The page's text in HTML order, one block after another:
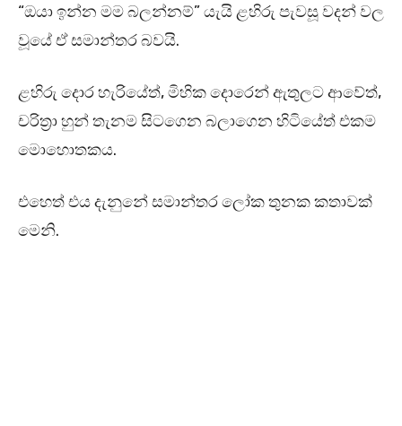
“ඔයා ඉන්න මම බලන්නම්” යැයි ළහිරු පැවසූ වදන් වල
වූයේ ඒ සමාන්තර බවයි.
ළහිරු දොර හැරියේත්, මිහික දොරෙන් ඇතුලට ආවේත්,
චරිත්‍රා හුන් තැනම සිටගෙන බලාගෙන හිටියේත් එකම
මොහොතකය.
එහෙත් එය දැනුනේ සමාන්තර ලෝක තුනක කතාවක්
මෙනි.